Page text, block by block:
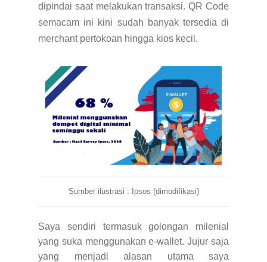
dipindai saat melakukan transaksi.QR Code
semacam ini kini sudah banyak tersedia di
merchant pertokoan hingga kios kecil.
Sumber ilustrasi : Ipsos (dimodifikasi)
Saya sendiri termasuk golongan milenial
yang suka menggunakan e-wallet. Jujur saja
yang menjadi alasan utama saya